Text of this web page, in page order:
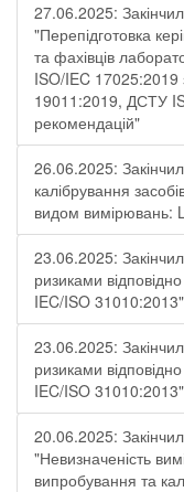
27.06.2025:
"Перепідготовка
та фахівців
ISO/IEC
19011:2019, ДСТУ
рекомендацій"
26.06.2025:
калібрування
видом
23.06.2025:
ризиками
IEC/ISO 31010:2013"
23.06.2025:
ризиками
IEC/ISO 31010:2013"
20.06.2025:
"Невизначеність
випробування та